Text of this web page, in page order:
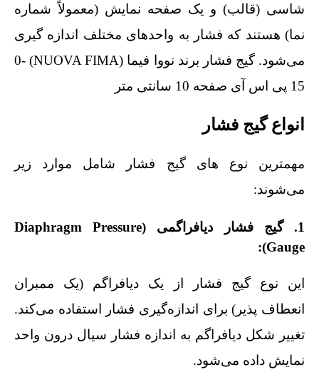
شاسی (قالب) و یک صفحه نمایش (معمولاً شماره‌
نما) هستند که فشار به واحدهای مختلف اندازه‌ گیری
می‌شود. گیج فشار برند نووا فیما (NUOVA FIMA) 0-
15 پی اس آی صفحه 10 سانتی متر
انواع گیج فشار
مهمترین نوع‌ های گیج فشار شامل موارد زیر
می‌شوند:
1. گیج فشار دیافراگمی (Diaphragm Pressure
Gauge):
این نوع گیج فشار از یک دیافراگم (یک ممبران
انعطاف‌ پذیر) برای اندازه‌گیری فشار استفاده می‌کند.
تغییر شکل دیافراگم به اندازه فشار سیال درون واحد
نمایش داده می‌شود.